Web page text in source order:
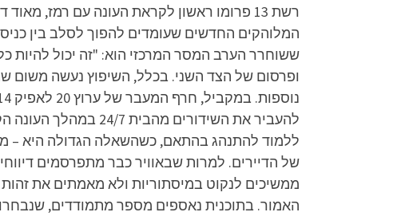
רשת 13 פרומו ראשון לקראת העונה עם רמז,
ששוחרר הערב המסר המרכזי הוא: "זה יכול
ופרסום של הצד השני. בכלל, השיפוץ נעשה משום
להעביר את
ממשיכים לנקוט במיסתוריות ולא מאמתים את
האמור. בתוכנית נאספים מספר מתמודדים,